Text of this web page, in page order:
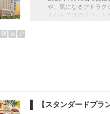
や、気になるアトラク
ルならではのメリッ
朝 昼 夕
【スタンダードプ